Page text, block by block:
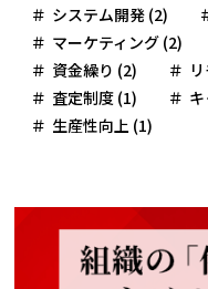
システム開発 (2)
マーケティング (2)
資金繰り (2)
査定制度 (1)
生産性向上 (1)